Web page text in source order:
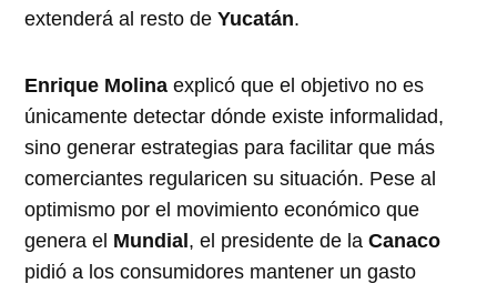
extenderá al resto deYucatán.
Enrique Molina explicó que el objetivo no es
únicamente detectar dónde existe informalidad,
sino generar estrategias para facilitar que más
comerciantes regularicen su situación. Pese al
optimismo por el movimiento económico que
genera el Mundial, el presidente de laCanaco
pidió a los consumidores mantener un gasto